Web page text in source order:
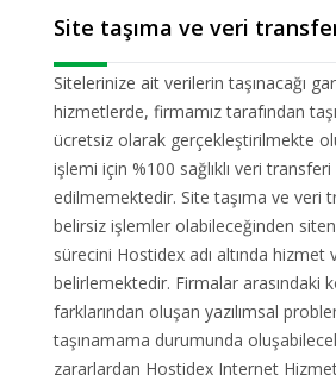
Site taşıma ve veri
Sitelerinize ait verilerin taşınacağı
hizmetlerde, firmamız tarafından
ücretsiz olarak gerçekleştirilmekte
işlemi için %100 sağlıklı veri
edilmemektedir. Site taşıma ve veri
belirsiz işlemler olabileceğinden
sürecini Hostidex adı altında hizmet
belirlemektedir. Firmalar arasındaki
farklarından oluşan yazılımsal
taşınamama durumunda
zararlardan Hostidex Internet